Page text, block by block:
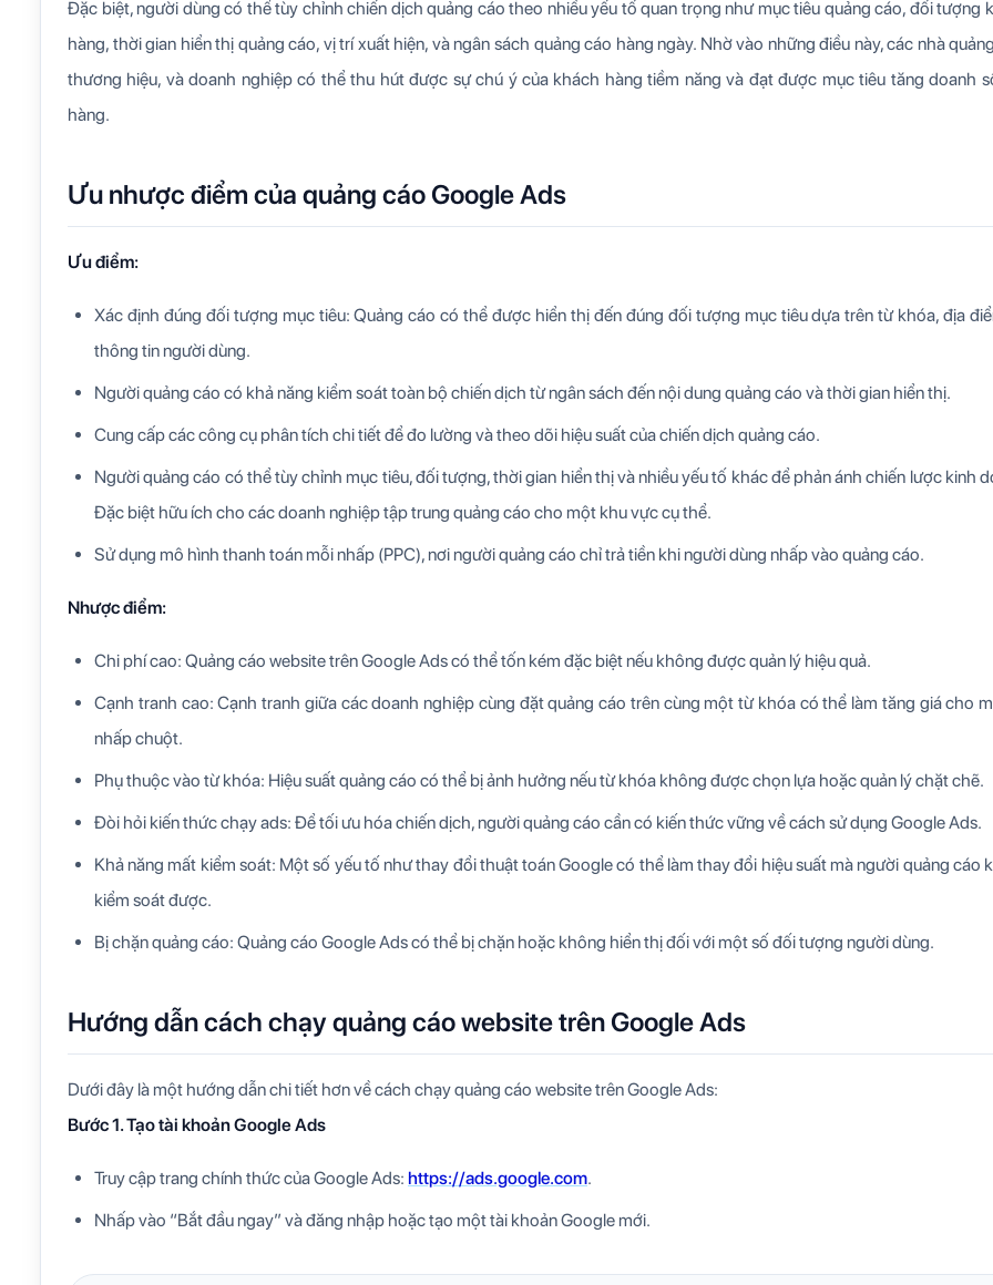
Đặc biệt, người dùng có thể tùy chỉnh chiến dịch quảng cáo theo nhiều yếu tố quan trọng như mục tiêu quảng cáo, đối tượng
hàng, thời gian hiển thị quảng cáo, vị trí xuất hiện, và ngân sách quảng cáo hàng ngày. Nhờ vào những điều này, các nhà
thương hiệu, và doanh nghiệp có thể thu hút được sự chú ý của khách hàng tiềm năng và đạt được mục tiêu tăng doanh
hàng.
Ưu nhược điểm của quảng cáo Google Ads
Ưu điểm:
Xác định đúng đối tượng mục tiêu: Quảng cáo có thể được hiển thị đến đúng đối tượng mục tiêu dựa trên từ khóa, địa
thông tin người dùng.
Người quảng cáo có khả năng kiểm soát toàn bộ chiến dịch từ ngân sách đến nội dung quảng cáo và thời gian hiển thị.
Cung cấp các công cụ phân tích chi tiết để đo lường và theo dõi hiệu suất của chiến dịch quảng cáo.
Người quảng cáo có thể tùy chỉnh mục tiêu, đối tượng, thời gian hiển thị và nhiều yếu tố khác để phản ánh chiến lược kinh
Đặc biệt hữu ích cho các doanh nghiệp tập trung quảng cáo cho một khu vực cụ thể.
Sử dụng mô hình thanh toán mỗi nhấp (PPC), nơi người quảng cáo chỉ trả tiền khi người dùng nhấp vào quảng cáo.
Nhược điểm:
Chi phí cao: Quảng cáo website trên Google Ads có thể tốn kém đặc biệt nếu không được quản lý hiệu quả.
Cạnh tranh cao: Cạnh tranh giữa các doanh nghiệp cùng đặt quảng cáo trên cùng một từ khóa có thể làm tăng giá cho
nhấp chuột.
Phụ thuộc vào từ khóa: Hiệu suất quảng cáo có thể bị ảnh hưởng nếu từ khóa không được chọn lựa hoặc quản lý chặt chẽ.
Đòi hỏi kiến thức chạy ads: Để tối ưu hóa chiến dịch, người quảng cáo cần có kiến thức vững về cách sử dụng Google Ads.
Khả năng mất kiểm soát: Một số yếu tố như thay đổi thuật toán Google có thể làm thay đổi hiệu suất mà người quảng cáo
kiểm soát được.
Bị chặn quảng cáo: Quảng cáo Google Ads có thể bị chặn hoặc không hiển thị đối với một số đối tượng người dùng.
Hướng dẫn cách chạy quảng cáo website trên Google Ads
Dưới đây là một hướng dẫn chi tiết hơn về cách chạy quảng cáo website trên Google Ads:
Bước 1. Tạo tài khoản Google Ads
Truy cập trang chính thức của Google Ads: https://ads.google.com.
Nhấp vào “Bắt đầu ngay” và đăng nhập hoặc tạo một tài khoản Google mới.